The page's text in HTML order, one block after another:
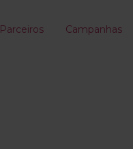
Parceiros Campanhas